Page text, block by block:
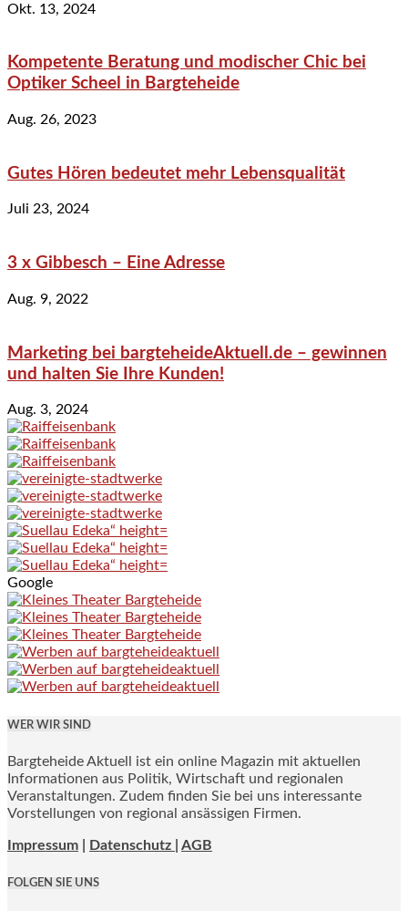
Okt. 13, 2024
Kompetente Beratung und modischer Chic bei
Optiker Scheel in Bargteheide
Aug. 26, 2023
Gutes Hören bedeutet mehr Lebensqualität
Juli 23, 2024
3 x Gibbesch – Eine Adresse
Aug. 9, 2022
Marketing bei bargteheideAktuell.de – gewinnen
und halten Sie Ihre Kunden!
Aug. 3, 2024
Google
WER WIR SIND
Bargteheide Aktuell ist ein online Magazin mit aktuellen
Informationen aus Politik, Wirtschaft und regionalen
Veranstaltungen. Zudem finden Sie bei uns interessante
Vorstellungen von regional ansässigen Firmen.
Impressum Datenschutz | AGB
FOLGEN SIE UNS